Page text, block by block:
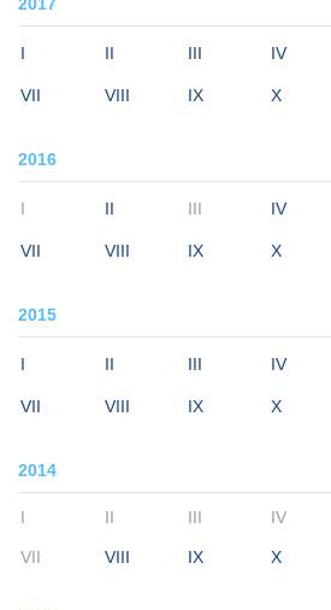
I II III IV
VII VIII IX X
2016
I II III IV
VII VIII IX X
2015
I II III IV
VII VIII IX X
2014
I II III IV
VII VIII IX X